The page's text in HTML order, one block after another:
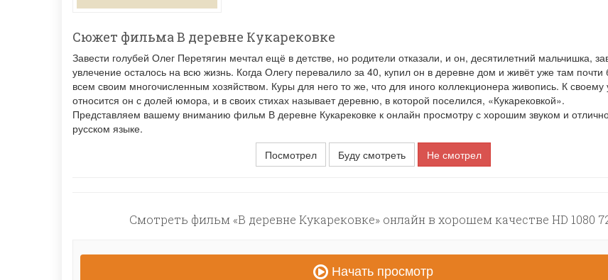
Сюжет фильма В деревне Кукарековке
Завести голубей Олег Перетягин мечтал ещё в детстве, но родители отказали, и он, десятилетний мальчишка,
увлечение осталось на всю жизнь. Когда Олегу перевалило за 40, купил он в деревне дом и живёт уже там почти
всем своим многочисленным хозяйством. Куры для него то же, что для иного коллекционера живопись. К своему
относится он с долей юмора, и в своих стихах называет деревню, в которой поселился, «Кукарековкой».
Представляем вашему вниманию фильм В деревне Кукарековке к онлайн просмотру с хорошим звуком и
русском языке.
Посмотрел
Буду смотреть Не смотрел
Смотреть фильм «В деревне Кукарековке» онлайн в хорошем качестве HD 1080
Начать просмотр